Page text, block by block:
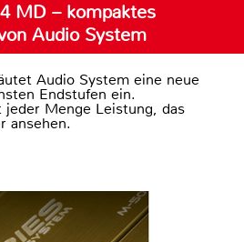
MD – kompaktes
Audio System
Audio System eine neue
Endstufen ein.
jeder Menge Leistung, das
ansehen.